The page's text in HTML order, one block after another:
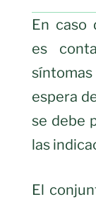
En caso
es
espera
se debe
las
El